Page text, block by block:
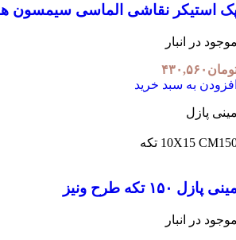
استیکر نقاشی الماسی سیمسون
در انبار
۴۳۰,۵۶۰
به سبد خرید
پازل
10X15 CMتکه
پازل ۱۵۰ تکه طرح ونیز
در انبار